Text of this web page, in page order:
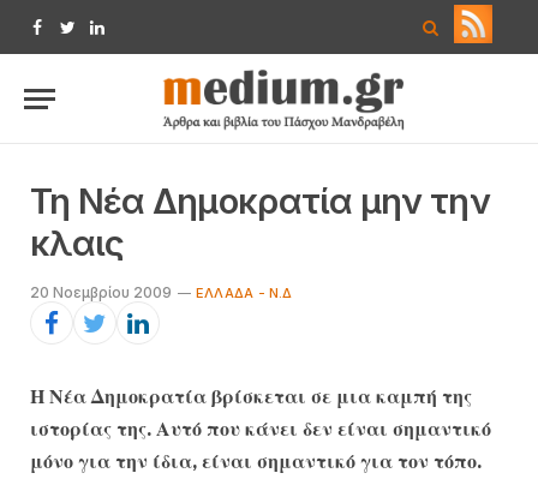
Facebook
TwitterLinkedIn
Τη Νέα Δημοκρατία μην την
κλαις
20 Νοεμβρίου 2009 ΕΛΛΆΔΑ - Ν.Δ
Η Νέα Δημοκρατία βρίσκεται σε μια καμπή της
ιστορίας της. Αυτό που κάνει δεν είναι σημαντικό
μόνο για την ίδια, είναι σημαντικό για τον τόπο.